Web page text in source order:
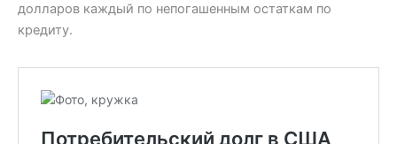
долларов каждый по непогашенным остаткам по
кредиту.